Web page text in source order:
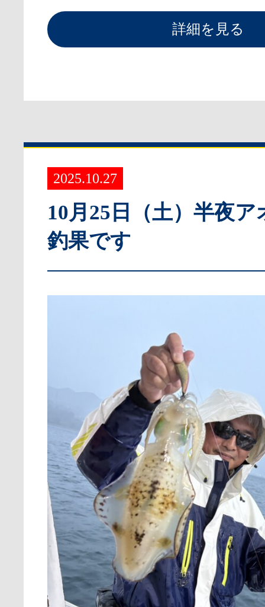
詳細を見る
2025.10.27
10月25日（土）半夜
釣果です